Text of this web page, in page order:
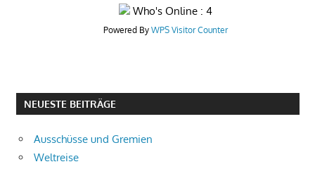
Who's Online : 4
Powered By WPS Visitor Counter
NEUESTE BEITRÄGE
Ausschüsse und Gremien
Weltreise